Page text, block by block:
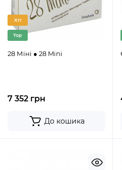
Хіт
Top
28 Міні ● 28 Mini
7 352 грн
До кошика